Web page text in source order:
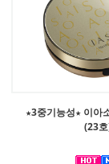
★3중기능성★ 이아
(23